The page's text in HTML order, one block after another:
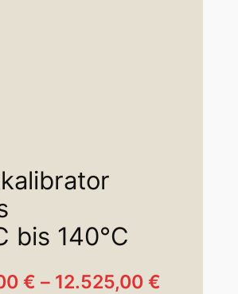
bis 140°C
€ – 12.525,00 €P